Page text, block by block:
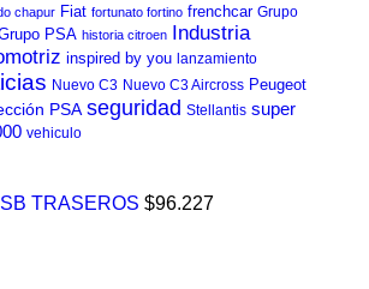
chapur Fiat fortunato fortino frenchcar Grupo
PSA historia citroen Industria
inspired by you lanzamiento
Nuevo C3 Nuevo C3 Aircross Peugeot
PSA seguridad Stellantis super
vehiculo
TRASEROS $96.227